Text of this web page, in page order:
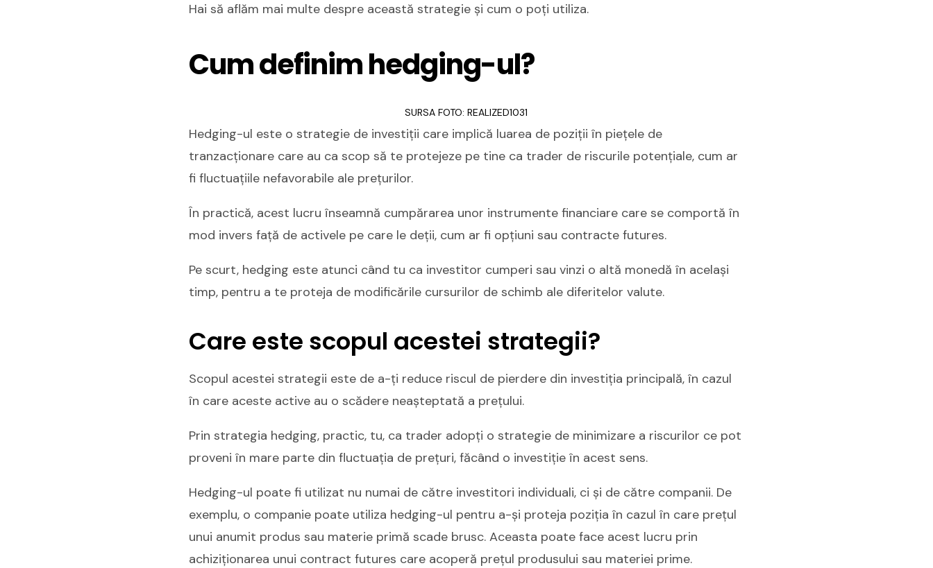
Hai să aflăm mai multe despre această strategie și cum o poți utiliza.
Cum definim hedging-ul?
SURSA FOTO: REALIZED1031
Hedging-ul este o strategie de investiții care implică luarea de poziții în piețele de
tranzacționare care au ca scop să te protejeze pe tine ca trader de riscurile potențiale, cum ar
fi fluctuațiile nefavorabile ale prețurilor.
În practică, acest lucru înseamnă cumpărarea unor instrumente financiare care se comportă în
mod invers față de activele pe care le deții, cum ar fi opțiuni sau contracte futures.
Pe scurt, hedging este atunci când tu ca investitor cumperi sau vinzi o altă monedă în același
timp, pentru a te proteja de modificările cursurilor de schimb ale diferitelor valute.
Care este scopul acestei strategii?
Scopul acestei strategii este de a-ți reduce riscul de pierdere din investiția principală, în cazul
în care aceste active au o scădere neașteptată a prețului.
Prin strategia hedging, practic, tu, ca trader adopți o strategie de minimizare a riscurilor ce pot
proveni în mare parte din fluctuația de prețuri, făcând o investiție în acest sens.
Hedging-ul poate fi utilizat nu numai de către investitori individuali, ci și de către companii. De
exemplu, o companie poate utiliza hedging-ul pentru a-și proteja poziția în cazul în care prețul
unui anumit produs sau materie primă scade brusc. Aceasta poate face acest lucru prin
achiziționarea unui contract futures care acoperă prețul produsului sau materiei prime.